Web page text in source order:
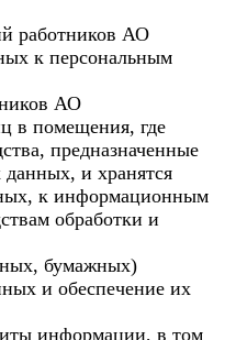
работников АО
к персональным
АО
в помещения, где
предназначенные
данных, и хранятся
к информационным
обработки и
бумажных)
и обеспечение их
информации, в том